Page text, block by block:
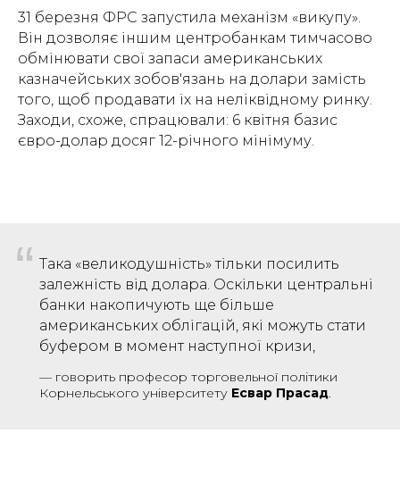
31 березня ФРС запустила механізм «викупу».
Він дозволяє іншим центробанкам тимчасово
обмінювати свої запаси американських
казначейських зобов'язань на долари замість
того, щоб продавати їх на неліквідному ринку.
Заходи, схоже, спрацювали: 6 квітня базис
євро-долар досяг 12-річного мінімуму.
“ Така «великодушність» тільки посилить
залежність від долара. Оскільки центральні
банки накопичують ще більше
американських облігацій, які можуть стати
буфером в момент наступної кризи,
— говорить професор торговельної політики
Корнельського університету Есвар Прасад.